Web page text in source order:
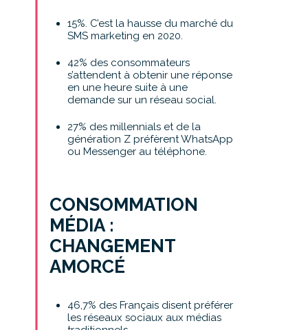
15%. C’est la hausse du marché du
SMS marketing en 2020.
42% des consommateurs
s’attendent à obtenir une réponse
en une heure suite à une
demande sur un réseau social.
27% des millennials et de la
génération Z préfèrent WhatsApp
ou Messenger au téléphone.
CONSOMMATION
MÉDIA :
CHANGEMENT
AMORCÉ
46,7% des Français disent préférer
les réseaux sociaux aux médias